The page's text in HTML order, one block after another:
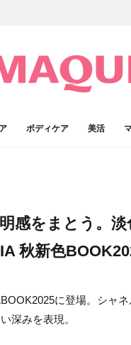
ボディケア 美活
感をまとう。
秋新色
に登場。シャ
深みを表現。